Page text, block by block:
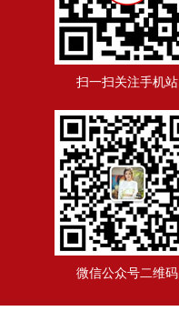
扫一扫关注手机站
微信公众号二维码